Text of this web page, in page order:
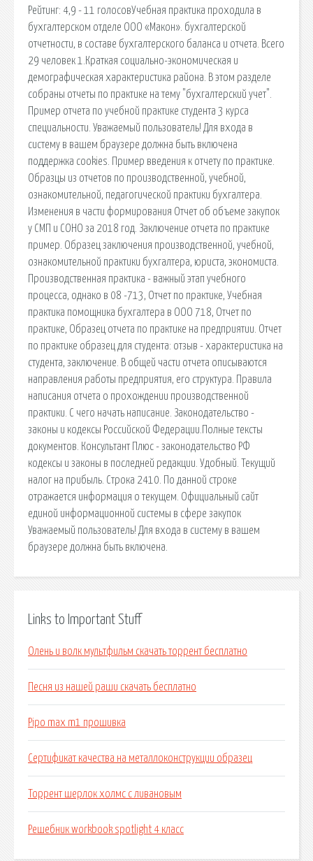
Рейтинг: 4,9 - 11 голосовУчебная практика проходила в
бухгалтерском отделе ООО «Макон». бухгалтерской
отчетности, в составе бухгалтерского баланса и отчета. Всего
29 человек 1.Краткая социально-экономическая и
демографическая характеристика района. В этом разделе
собраны отчеты по практике на тему "бухгалтерский учет".
Пример отчета по учебной практике студента 3 курса
специальности. Уважаемый пользователь! Для входа в
систему в вашем браузере должна быть включена
поддержка cookies. Пример введения к отчету по практике.
Образцы из отчетов по производственной, учебной,
ознакомительной, педагогической практики бухгалтера.
Изменения в части формирования Отчет об объеме закупок
у СМП и СОНО за 2018 год. Заключение отчета по практике
пример. Образец заключения производственной, учебной,
ознакомительной практики бухгалтера, юриста, экономиста.
Производственная практика - важный этап учебного
процесса, однако в 08 -713, Отчет по практике, Учебная
практика помощника бухгалтера в ООО 718, Отчет по
практике, Образец отчета по практике на предприятии. Отчет
по практике образец для студента: отзыв - характеристика на
студента, заключение. В общей части отчета описываются
направления работы предприятия, его структура. Правила
написания отчета о прохождении производственной
практики. С чего начать написание. Законодательство -
законы и кодексы Российской Федерации.Полные тексты
документов. Консультант Плюс - законодательство РФ
кодексы и законы в последней редакции. Удобный. Текущий
налог на прибыль. Строка 2410. По данной строке
отражается информация о текущем. Официальный сайт
единой информационной системы в сфере закупок
Уважаемый пользователь! Для входа в систему в вашем
браузере должна быть включена.
Links to Important Stuff
Олень и волк мультфильм скачать торрент бесплатно
Песня из нашей раши скачать бесплатно
Pipo max m1 прошивка
Сертификат качества на металлоконструкции образец
Торрент шерлок холмс с ливановым
Решебник workbook spotlight 4 класс